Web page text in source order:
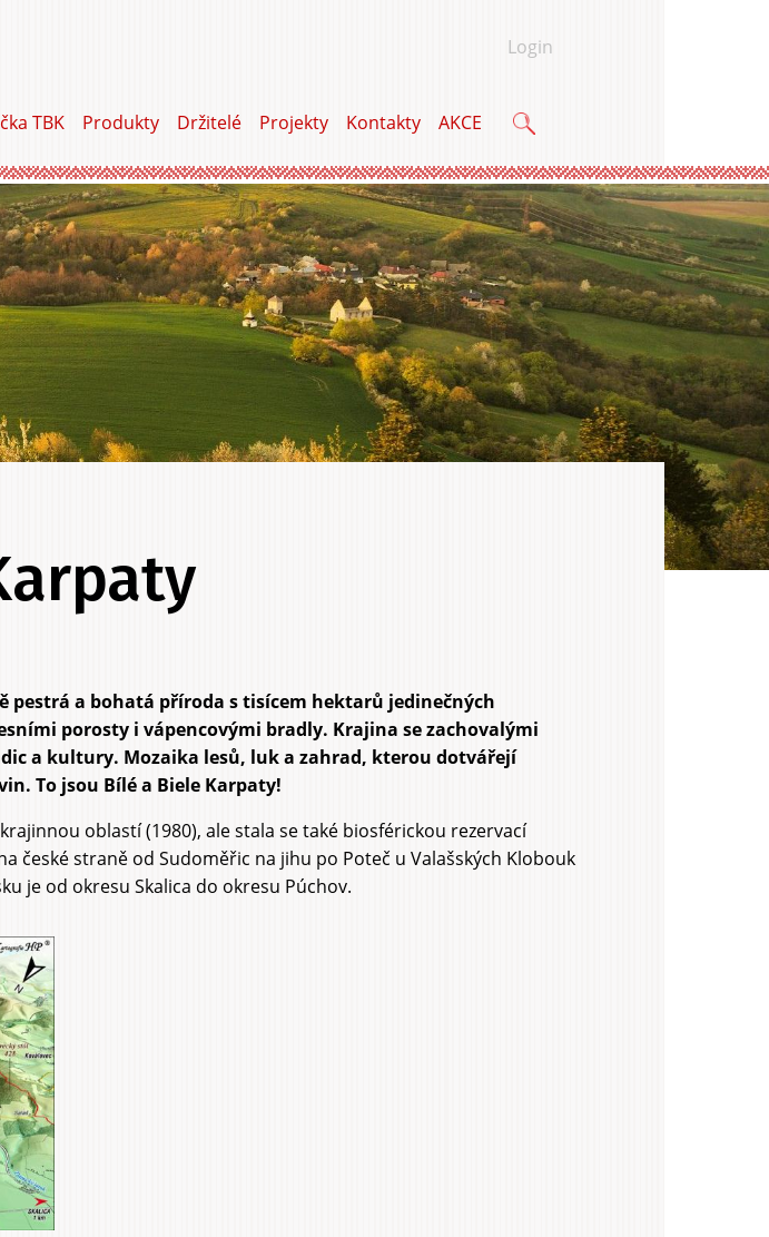
Login
TBK Produkty Držitelé Projekty Kontakty AKCE
a bohatá příroda s tisícem hektarů jedinečných
porosty i vápencovými bradly. Krajina se zachovalými
a kultury. Mozaika lesů, luk a zahrad, kterou dotvářejí
To jsou Bílé a Biele Karpaty!
oblastí (1980), ale stala se také biosférickou rezervací
české straně od Sudoměřic na jihu po Poteč u Valašských Klobouk
je od okresu Skalica do okresu Púchov.